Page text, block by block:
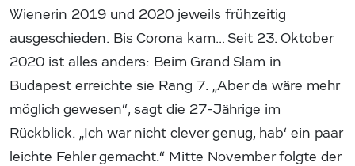
Wienerin 2019 und 2020 jeweils frühzeitig
ausgeschieden. Bis Corona kam… Seit 23. Oktober
2020 ist alles anders: Beim Grand Slam in
Budapest erreichte sie Rang 7. „Aber da wäre mehr
möglich gewesen“, sagt die 27-Jährige im
Rückblick. „Ich war nicht clever genug, hab‘ ein paar
leichte Fehler gemacht.“ Mitte November folgte der